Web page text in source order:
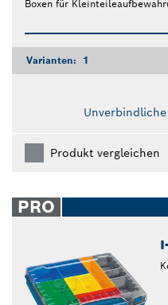
Boxen für
Varianten: 1
Produkt vergleichen
PRO